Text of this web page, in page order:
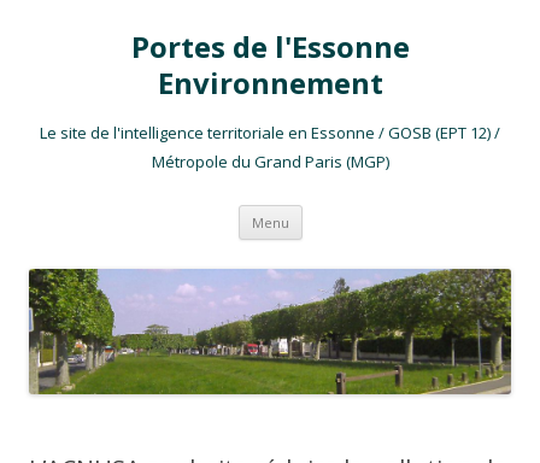
Portes de l'Essonne
Environnement
Le site de l'intelligence territoriale en Essonne / GOSB (EPT 12) /
Métropole du Grand Paris (MGP)
Menu Aller au contenu